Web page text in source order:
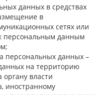
данных в средствах
в
сетях или
персональным данным
персональных данных –
на территорию
органу власти
иностранному